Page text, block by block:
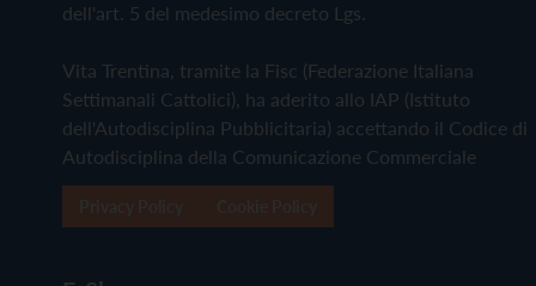
dell'art. 5 del medesimo decreto Lgs.
Vita Trentina, tramite la Fisc (Federazione Italiana
Settimanali Cattolici), ha aderito allo IAP (Istituto
dell'Autodisciplina Pubblicitaria) accettando il Codice di
Autodisciplina della Comunicazione Commerciale